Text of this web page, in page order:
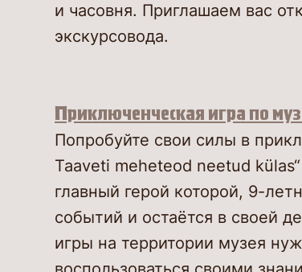
и часовня. Приглашаем вас
экскурсовода.
Приключенческая игра по
Попробуйте свои силы в
Taaveti meheteod neetud
главный герой которой, 9-
событий и остаётся в своей
игры на территории музея